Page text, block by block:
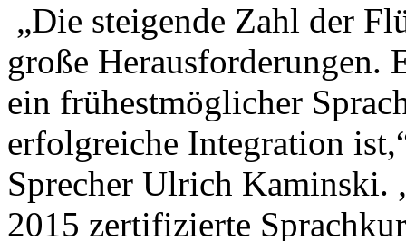
„Die steigende Zahl der
große Herausforderungen.
ein frühestmöglicher
erfolgreiche Integration
Sprecher Ulrich Kaminski.
2015 zertifizierte